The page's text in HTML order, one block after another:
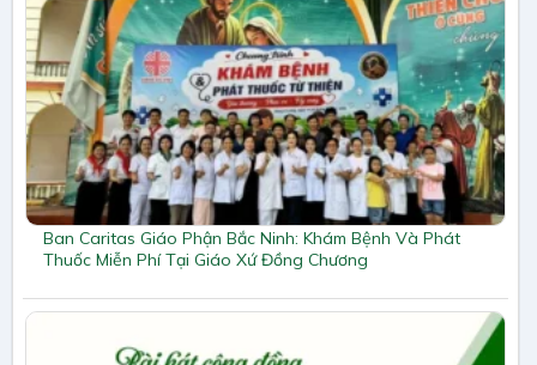
Ban Caritas Giáo Phận Bắc Ninh: Khám Bệnh Và Phát
Thuốc Miễn Phí Tại Giáo Xứ Đồng Chương